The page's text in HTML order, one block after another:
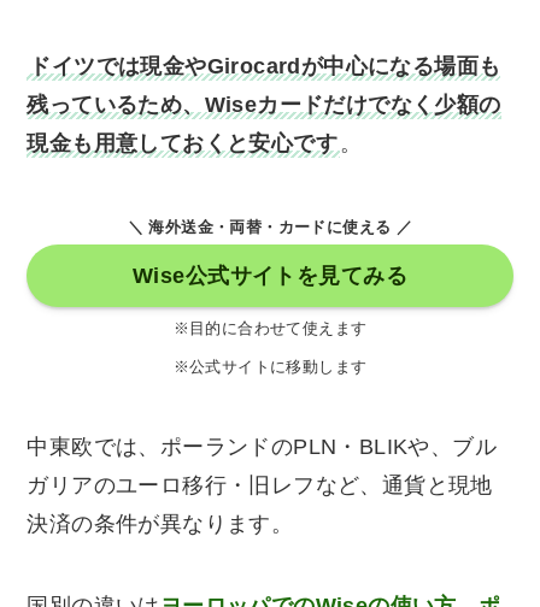
ドイツでは現金やGirocardが中心になる場面も
残っているため、Wiseカードだけでなく少額の
現金も用意しておくと安心です 。
＼ 海外送金・両替・カードに使える ／
Wise公式サイトを見てみる
※目的に合わせて使えます
※公式サイトに移動します
中東欧では、ポーランドのPLN・BLIKや、ブル
ガリアのユーロ移行・旧レフなど、通貨と現地
決済の条件が異なります。